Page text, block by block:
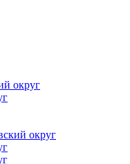
округ
округ